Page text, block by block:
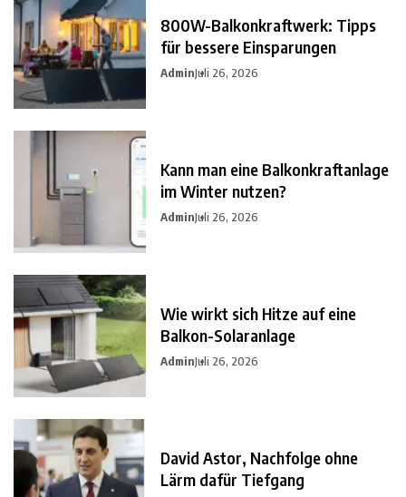
800W-Balkonkraftwerk: Tipps
für bessere Einsparungen
AdminJuli 26, 2026
Kann man eine Balkonkraftanlage
im Winter nutzen?
AdminJuli 26, 2026
Wie wirkt sich Hitze auf eine
Balkon-Solaranlage
AdminJuli 26, 2026
David Astor, Nachfolge ohne
Lärm dafür Tiefgang